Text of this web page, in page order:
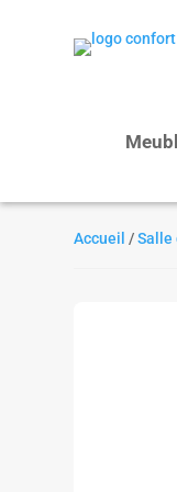
Accueil /Salle